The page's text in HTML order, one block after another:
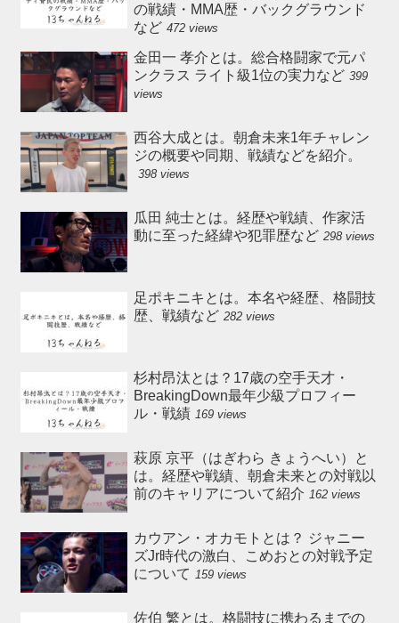
の戦績・MMA歴・バックグラウンド
など 472 views
金田一 孝介とは。総合格闘家で元パ
ンクラス ライト級1位の実力など 399
views
西谷大成とは。朝倉未来1年チャレン
ジの概要や同期、戦績などを紹介。
398 views
瓜田 純士とは。経歴や戦績、作家活
動に至った経緯や犯罪歴など 298 views
足ポキニキとは。本名や経歴、格闘技
歴、戦績など 282 views
杉村昂汰とは？17歳の空手天才・
BreakingDown最年少級プロフィー
ル・戦績 169 views
萩原 京平（はぎわら きょうへい）と
は。経歴や戦績、朝倉未来との対戦以
前のキャリアについて紹介 162 views
カウアン・オカモトとは？ ジャニー
ズJr時代の激白、こめおとの対戦予定
について 159 views
佐伯 繁とは。格闘技に携わるまでの